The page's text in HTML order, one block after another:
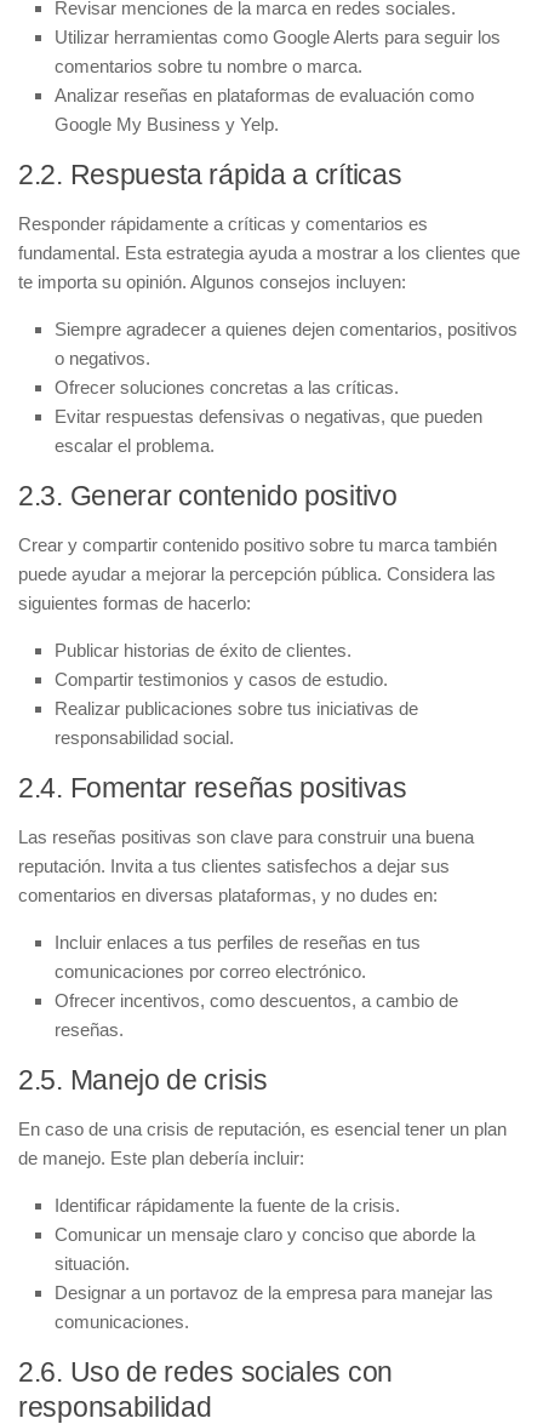
Revisar menciones de la marca en redes sociales.
Utilizar herramientas como Google Alerts para seguir los
comentarios sobre tu nombre o marca.
Analizar reseñas en plataformas de evaluación como
Google My Business y Yelp.
2.2. Respuesta rápida a críticas
Responder rápidamente a críticas y comentarios es
fundamental. Esta estrategia ayuda a mostrar a los clientes que
te importa su opinión. Algunos consejos incluyen:
Siempre agradecer a quienes dejen comentarios, positivos
o negativos.
Ofrecer soluciones concretas a las críticas.
Evitar respuestas defensivas o negativas, que pueden
escalar el problema.
2.3. Generar contenido positivo
Crear y compartir contenido positivo sobre tu marca también
puede ayudar a mejorar la percepción pública. Considera las
siguientes formas de hacerlo:
Publicar historias de éxito de clientes.
Compartir testimonios y casos de estudio.
Realizar publicaciones sobre tus iniciativas de
responsabilidad social.
2.4. Fomentar reseñas positivas
Las reseñas positivas son clave para construir una buena
reputación. Invita a tus clientes satisfechos a dejar sus
comentarios en diversas plataformas, y no dudes en:
Incluir enlaces a tus perfiles de reseñas en tus
comunicaciones por correo electrónico.
Ofrecer incentivos, como descuentos, a cambio de
reseñas.
2.5. Manejo de crisis
En caso de una crisis de reputación, es esencial tener un plan
de manejo. Este plan debería incluir:
Identificar rápidamente la fuente de la crisis.
Comunicar un mensaje claro y conciso que aborde la
situación.
Designar a un portavoz de la empresa para manejar las
comunicaciones.
2.6. Uso de redes sociales con
responsabilidad